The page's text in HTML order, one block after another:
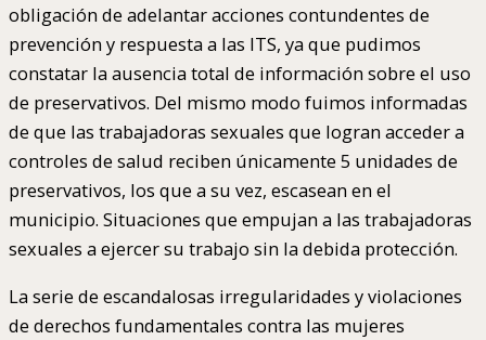
obligación de adelantar acciones contundentes de
prevención y respuesta a las ITS, ya que pudimos
constatar la ausencia total de información sobre el uso
de preservativos. Del mismo modo fuimos informadas
de que las trabajadoras sexuales que logran acceder a
controles de salud reciben únicamente 5 unidades de
preservativos, los que a su vez, escasean en el
municipio. Situaciones que empujan a las trabajadoras
sexuales a ejercer su trabajo sin la debida protección.
La serie de escandalosas irregularidades y violaciones
de derechos fundamentales contra las mujeres